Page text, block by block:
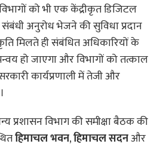
को भी एक केंद्रीकृत डिजिटल
अनुरोध भेजने की सुविधा प्रदान
मिलते ही संबंधित अधिकारियों के
हो जाएगा और विभागों को तत्काल
कार्यप्रणाली में तेजी और
प्रशासन विभाग की समीक्षा बैठक की
हिमाचल भवन,हिमाचल सदनऔर